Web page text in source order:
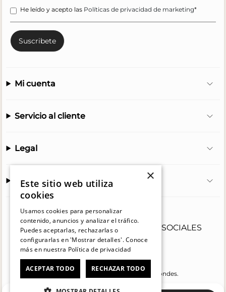
He leído y acepto las Políticas de privacidad de marketing*
Mi cuenta
Servicio al cliente
Legal
Hush Puppies
SÍGUENOSEN NUESTRAS REDES SOCIALES
Instagram
FacebookTikTok
Oficina: Av. Las Condes #11281 - Las Condes.
×
Este sitio web utiliza
cookies
Usamos cookies para personalizar
contenido, anuncios y analizar el tráfico.
Puedes aceptarlas, rechazarlas o
configurarlas en 'Mostrar detalles'. Conoce
más en nuestra Política de privacidad
ACEPTAR TODO RECHAZAR TODO